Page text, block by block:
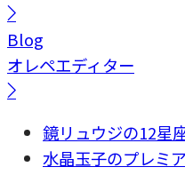
Blog
オレペエディター
鏡リュウジの12星
水晶玉子のプレミ